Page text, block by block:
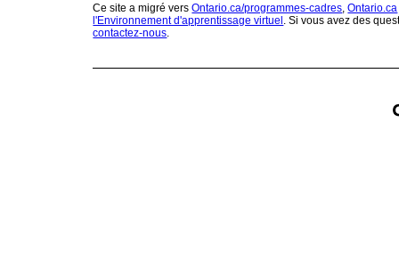
Ce site a migré versOntario.ca/programmes-cadres ,Ontario.ca
l'Environnement d'apprentissage virtuel . Si vous avez des
contactez-nous